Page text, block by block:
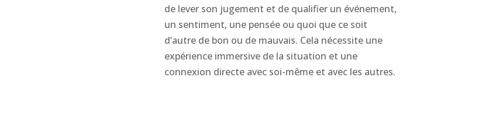
de lever son jugement et de qualifier un événement,
un sentiment, une pensée ou quoi que ce soit
d’autre de bon ou de mauvais. Cela nécessite une
expérience immersive de la situation et une
connexion directe avec soi-même et avec les autres.